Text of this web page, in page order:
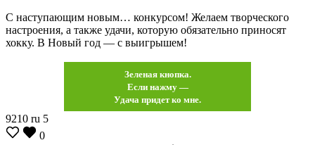
С наступающим новым… конкурсом! Желаем творческого
настроения, а также удачи, которую обязательно приносят
хокку. В Новый год — с выигрышем!
Зеленая кнопка.
Если нажму —
Удача придет ко мне.
9210 ru 5
0